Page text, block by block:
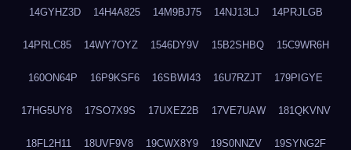
14GYHZ3D 14H4A825 14M9BJ75 14NJ13LJ 14PRJLGB
14PRLC85 14WY7OYZ 1546DY9V 15B2SHBQ 15C9WR6H
160ON64P 16P9KSF6 16SBWI43 16U7RZJT 179PIGYE
17HG5UY8 17SO7X9S 17UXEZ2B 17VE7UAW 181QKVNV
18FL2H11 18UVF9V8 19CWX8Y9 19S0NNZV 19SYNG2F